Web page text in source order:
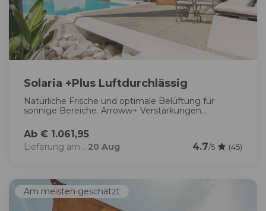
Solaria +Plus Luftdurchlässig
Natürliche Frische und optimale Belüftung für
sonnige Bereiche. Arroww+ Verstärkungen...
Ab € 1.061,95
Lieferung am... 20 Aug 4.7/5 (45)
Am meisten geschätzt